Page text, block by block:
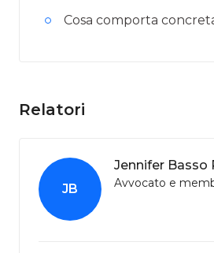
Cosa comporta
Relatori
JB
Jennifer Basso
Avvocato e